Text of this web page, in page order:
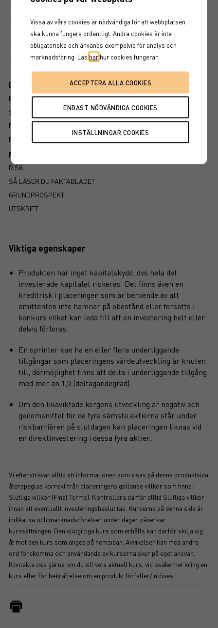
Deltagandegrad
Marknadsplats NASDAQ STOCKHOLM AB
Dokument
BROSCHYR
SLUTLIGA VILLKOR
PROSPEKT
FAKTABLAD
Mer information om produkten
RISK
SÅ LÄSER DU FAKTABLADET
GRUNDPROSPEKT
UTSKRIFT
Viktiga egenskaper
Produkten har inget kapitalskydd, dvs hela det
investerade kapitalet riskeras. Det finns även en
kreditrisk i placeringen som är beroende av att
emittenten inte hamnar på obestånd eller försätts i
konkurs vilket kan leda till att en investering helt eller
delvis förloras.
En sprinter kan ha en eller flera underliggande
tillgångar som placeringens värdeutveckling är knuten
till, därmöjlighet finns att delta i underliggande tillgång
med mer än 1,0 (deltagandegrad).
Om den likaviktade korgens utveckling är negativ och
genomsnittet för de fyra sämsta aktierna står under
riskbarriären på slutdagen kan placeringen liknas vid
en direktinvestering i dessa fyra aktier.
Vi eftersträvar alltid att informationen som visas på denna produktsida
återspeglas korrekt från placeringens gällande villkor som finns i
Slutliga villkor (Final Terms). Kontrollera därför alltid Slutliga villkor
innan ett eventuellt investeringsbeslut tas. Kurserna på denna sida är
indikativa och marknadsrörelser under dagen påverkar
kurssättningen. Den slutgiltiga kurs som erhålls kan därför skilja sig
åt mot den kurs som anges på hemsidan. Avvikelser kan med andra
ord förekomma och användande av kurserna sker på eget ansvar.
Kontakta oss gärna om du vill veta aktuell kurs, vid osäkerhet kring en
kurs eller för bekräftelse om en produkt förfaller/inlöses.
Vissa av våra cookies är nödvändiga för att webbplatsen
ska kunna fungera ordentligt. Andra cookies är inte
obligatoriska och används exempelvis för analys och
marknadsföring. Läs här hur cookies fungerar.